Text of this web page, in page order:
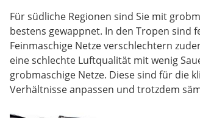
Für südliche Regionen sind Sie mit
bestens gewappnet. In den Tropen sind
Feinmaschige Netze verschlechtern
eine schlechte Luftqualität mit wenig
grobmaschige Netze. Diese sind für die
Verhältnisse anpassen und trotzdem